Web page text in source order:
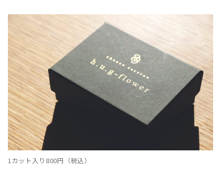
1カット入り⁣800円（税込）⁣